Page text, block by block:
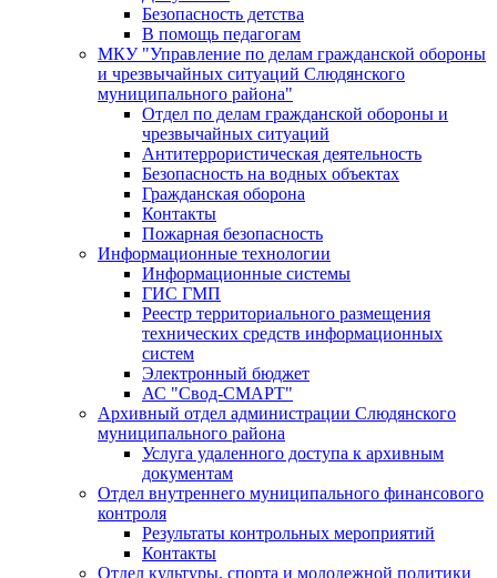
Безопасность детства
В помощь педагогам
МКУ "Управление по делам гражданской обороны
и чрезвычайных ситуаций Слюдянского
муниципального района"
Отдел по делам гражданской обороны и
чрезвычайных ситуаций
Антитеррористическая деятельность
Безопасность на водных объектах
Гражданская оборона
Контакты
Пожарная безопасность
Информационные технологии
Информационные системы
ГИС ГМП
Реестр территориального размещения
технических средств информационных
систем
Электронный бюджет
АС "Свод-СМАРТ"
Архивный отдел администрации Слюдянского
муниципального района
Услуга удаленного доступа к архивным
документам
Отдел внутреннего муниципального финансового
контроля
Результаты контрольных мероприятий
Контакты
Отдел культуры, спорта и молодежной политики